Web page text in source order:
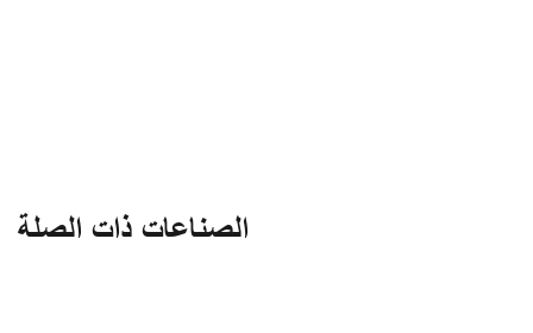
الصناعات ذات الصلة